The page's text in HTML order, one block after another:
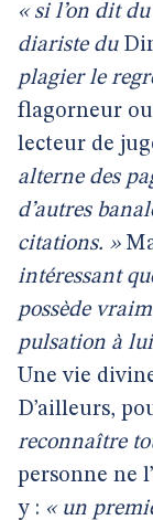
« si l’on dit
diariste du
plagier le
flagorneur
lecteur de
alterne des
d’autres
citations. »
intéressant
possède
pulsation à
Une vie
D’ailleurs,
reconnaître
personne ne
y : « un